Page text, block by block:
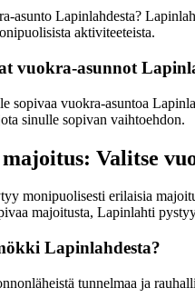
asunto Lapinlahdesta?
aktiviteeteista.
vuokra-asunnot
sopivaa vuokra-asuntoa
sinulle sopivan vaihtoehdon.
Valitse
monipuolisesti erilaisia
majoitusta, Lapinlahti
Lapinlahdesta?
tunnelmaa ja